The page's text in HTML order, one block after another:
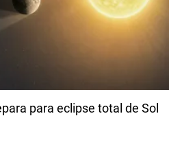
para eclipse total de Sol